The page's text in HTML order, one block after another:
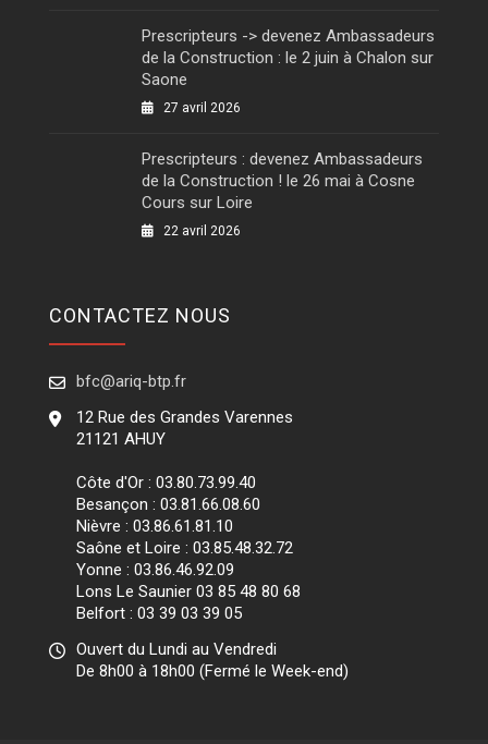
Prescripteurs -> devenez Ambassadeurs
de la Construction : le 2 juin à Chalon sur
Saone
27 avril 2026
Prescripteurs : devenez Ambassadeurs
de la Construction ! le 26 mai à Cosne
Cours sur Loire
22 avril 2026
CONTACTEZ NOUS
bfc@ariq-btp.fr
12 Rue des Grandes Varennes
21121 AHUY
Côte d'Or : 03.80.73.99.40
Besançon : 03.81.66.08.60
Nièvre : 03.86.61.81.10
Saône et Loire : 03.85.48.32.72
Yonne : 03.86.46.92.09
Lons Le Saunier 03 85 48 80 68
Belfort : 03 39 03 39 05
Ouvert du Lundi au Vendredi
De 8h00 à 18h00 (Fermé le Week-end)